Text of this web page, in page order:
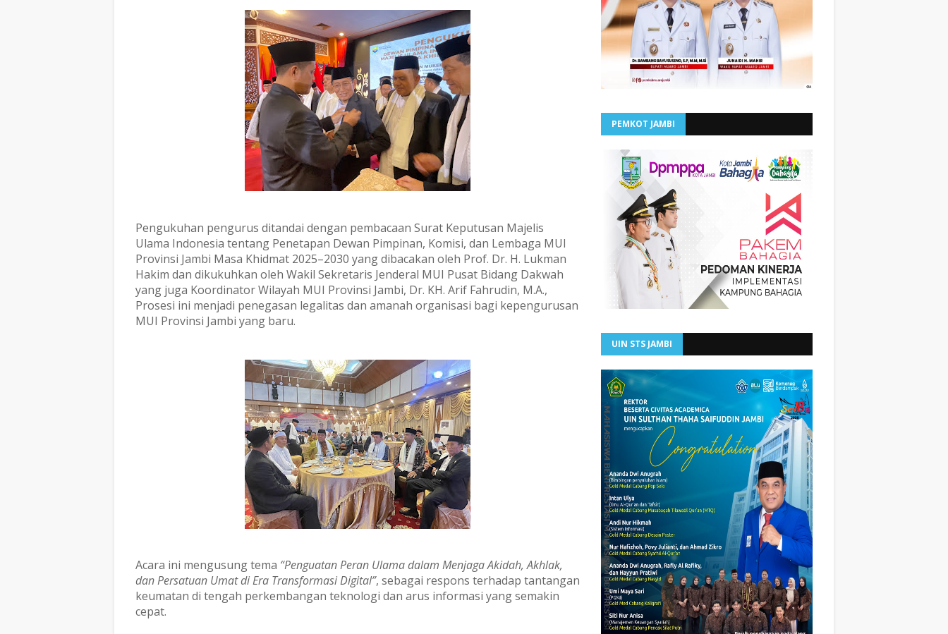
Pengukuhan pengurus ditandai dengan pembacaan Surat Keputusan Majelis
Ulama Indonesia tentang Penetapan Dewan Pimpinan, Komisi, dan Lembaga MUI
Provinsi Jambi Masa Khidmat 2025–2030 yang dibacakan oleh Prof. Dr. H. Lukman
Hakim dan dikukuhkan oleh Wakil Sekretaris Jenderal MUI Pusat Bidang Dakwah
yang juga Koordinator Wilayah MUI Provinsi Jambi, Dr. KH. Arif Fahrudin, M.A.,
Prosesi ini menjadi penegasan legalitas dan amanah organisasi bagi kepengurusan
MUI Provinsi Jambi yang baru.
Acara ini mengusung tema “Penguatan Peran Ulama dalam Menjaga Akidah, Akhlak,
dan Persatuan Umat di Era Transformasi Digital”, sebagai respons terhadap tantangan
keumatan di tengah perkembangan teknologi dan arus informasi yang semakin
cepat.
PEMKOT JAMBI
UIN STS JAMBI